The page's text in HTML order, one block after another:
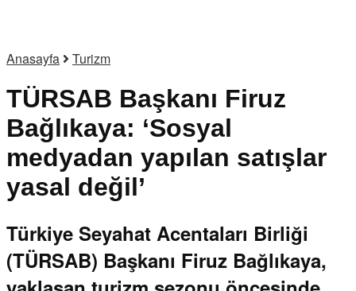
Anasayfa Turizm
TÜRSAB Başkanı Firuz
Bağlıkaya: ‘Sosyal
medyadan yapılan satışlar
yasal değil’
Türkiye Seyahat Acentaları Birliği
(TÜRSAB) Başkanı Firuz Bağlıkaya,